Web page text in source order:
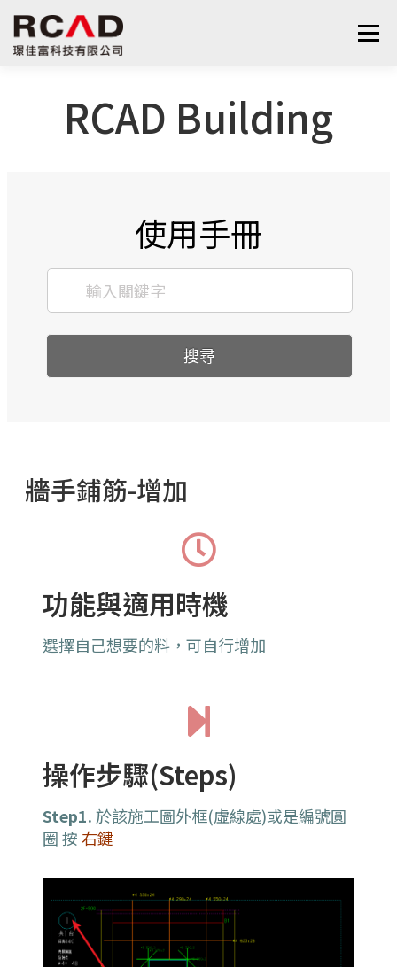
選單
算量服務
RCAD Building
使用手冊
搜尋
牆手鋪筋-增加
功能與適用時機
選擇自己想要的料，可自行增加
操作步驟(Steps)
Step1.於該施工圖外框(虛線處)或是編號圓
圈 按右鍵